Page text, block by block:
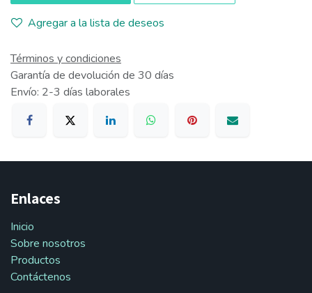
Agregar a la lista de deseos
Términos y condiciones
Garantía de devolución de 30 días
Envío: 2-3 días laborales
Enlaces
Inicio
Sobre nosotros
Productos
Contáctenos